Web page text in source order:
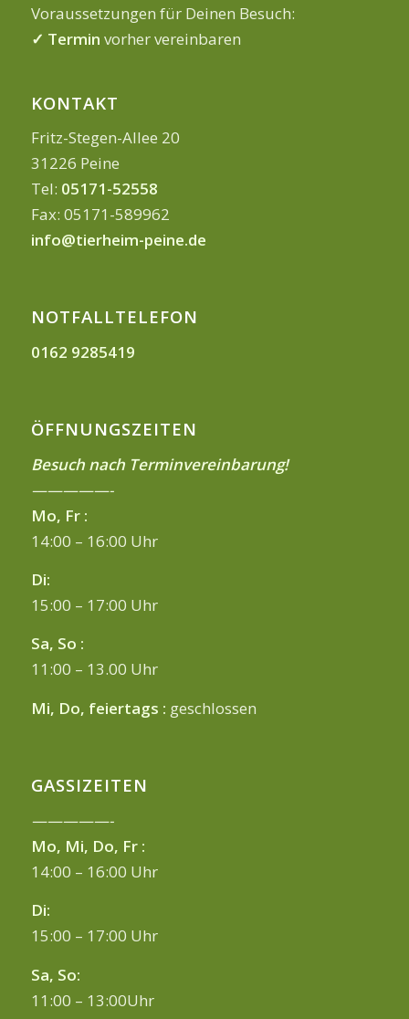
Voraussetzungen für Deinen Besuch:
✓ Termin vorher vereinbaren
KONTAKT
Fritz-Stegen-Allee 20
31226 Peine
Tel: 05171-52558
Fax: 05171-589962
info@tierheim-peine.de
NOTFALLTELEFON
0162 9285419
ÖFFNUNGSZEITEN
Besuch nach Terminvereinbarung!
—————-
Mo, Fr :
14:00 – 16:00 Uhr
Di:
15:00 – 17:00 Uhr
Sa, So :
11:00 – 13.00 Uhr
Mi, Do, feiertags : geschlossen
GASSIZEITEN
—————-
Mo, Mi, Do, Fr :
14:00 – 16:00 Uhr
Di:
15:00 – 17:00 Uhr
Sa, So:
11:00 – 13:00Uhr